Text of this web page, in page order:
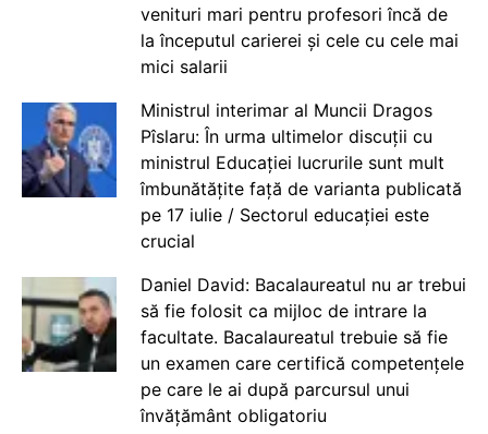
venituri mari pentru profesori încă de
la începutul carierei și cele cu cele mai
mici salarii
Ministrul interimar al Muncii Dragos
Pîslaru: În urma ultimelor discuții cu
ministrul Educației lucrurile sunt mult
îmbunătățite față de varianta publicată
pe 17 iulie / Sectorul educației este
crucial
Daniel David: Bacalaureatul nu ar trebui
să fie folosit ca mijloc de intrare la
facultate. Bacalaureatul trebuie să fie
un examen care certifică competențele
pe care le ai după parcursul unui
învățământ obligatoriu